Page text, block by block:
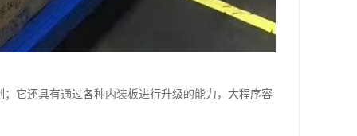
它还具有通过各种内装板进行升级的能力，大程序容